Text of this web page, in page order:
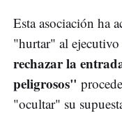
Esta asociación ha
"hurtar" al ejecutivo
rechazar la
peligrosos"
"ocultar" su